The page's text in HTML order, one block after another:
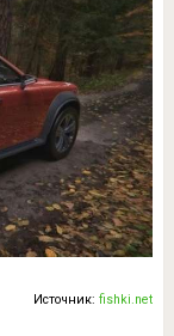
Источник:fishki.net